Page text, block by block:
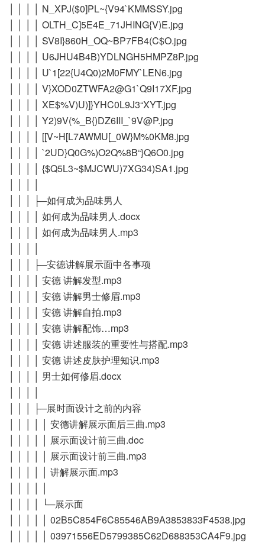
│ │ │ │ N_XPJ($0]PL~{V94`KMMSSY.jpg
│ │ │ │ OLTH_C]5E4E_71JHING{V)E.jpg
│ │ │ │ SV8I}860H_OQ~BP7FB4(C$O.jpg
│ │ │ │ U6JHU4B4B)YDLNGH5HMPZ8P.jpg
│ │ │ │ U`1[22{U4Q0)2M0FMY`LEN6.jpg
│ │ │ │ V}XOD0ZTWFA2@G1`Q9I17XF.jpg
│ │ │ │ XE$%V)U)]}YHC0L9J3“XYT.jpg
│ │ │ │ Y2)9V(%_B{)DZ6III_`9V@P.jpg
│ │ │ │ [[V~H[L7AWMU[_0W}M%0KM8.jpg
│ │ │ │ `2UD}Q0G%)O2Q%8B“}Q6O0.jpg
│ │ │ │ {$Q5L3~$MJCWU)7XG34)SA1.jpg
│ │ │ ├─如何成为品味男人
│ │ │ │ 如何成为品味男人.docx
│ │ │ │ 如何成为品味男人.mp3
│ │ │ ├─安德讲解展示面中各事项
│ │ │ │ 安德 讲解发型.mp3
│ │ │ │ 安德 讲解男士修眉.mp3
│ │ │ │ 安德 讲解自拍.mp3
│ │ │ │ 安德 讲解配饰…mp3
│ │ │ │ 安德 讲述服装的重要性与搭配.mp3
│ │ │ │ 安德 讲述皮肤护理知识.mp3
│ │ │ │ 男士如何修眉.docx
│ │ │ ├─展时面设计之前的内容
│ │ │ │ │ 安德讲解展示面后三曲.mp3
│ │ │ │ │ 展示面设计前三曲.doc
│ │ │ │ │ 展示面设计前三曲.mp3
│ │ │ │ │ 讲解展示面.mp3
│ │ │ │ └─展示面
│ │ │ │ │ 02B5C854F6C85546AB9A3853833F4538.jpg
│ │ │ │ │ 03971556ED5799385C62D688353CA4F9.jpg